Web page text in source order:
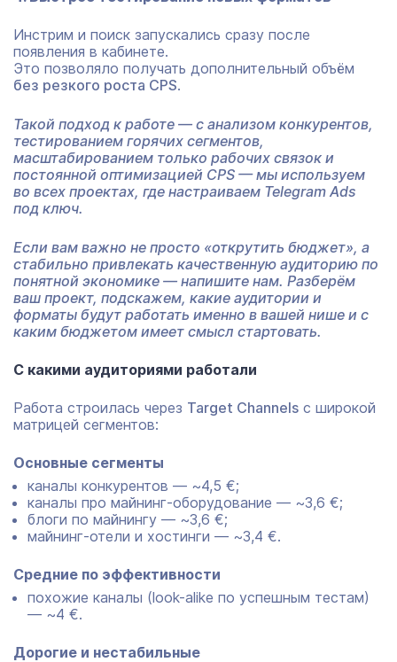
Инстрим и поиск запускались сразу после
появления в кабинете.
Это позволяло получать дополнительный объём
без резкого роста CPS.
Такой подход к работе — с анализом конкурентов,
тестированием горячих сегментов,
масштабированием только рабочих связок и
постоянной оптимизацией CPS — мы используем
во всех проектах, где настраиваем Telegram Ads
под ключ.
Если вам важно не просто «открутить бюджет», а
стабильно привлекать качественную аудиторию по
понятной экономике — напишите нам. Разберём
ваш проект, подскажем, какие аудитории и
форматы будут работать именно в вашей нише и с
каким бюджетом имеет смысл стартовать.
С какими аудиториями работали
Работа строилась через Target Channels с широкой
матрицей сегментов:
Основные сегменты
каналы конкурентов — ~4,5 €;
каналы про майнинг-оборудование — ~3,6 €;
блоги по майнингу — ~3,6 €;
майнинг-отели и хостинги — ~3,4 €.
Средние по эффективности
похожие каналы (look-alike по успешным тестам)
— ~4 €.
Дорогие и нестабильные